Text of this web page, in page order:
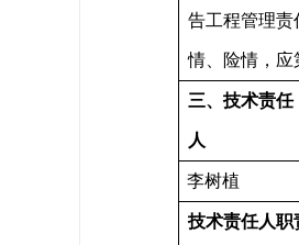
告工程管理责
情、险情，应
三、技术责任
人
李树植
技术责任人职